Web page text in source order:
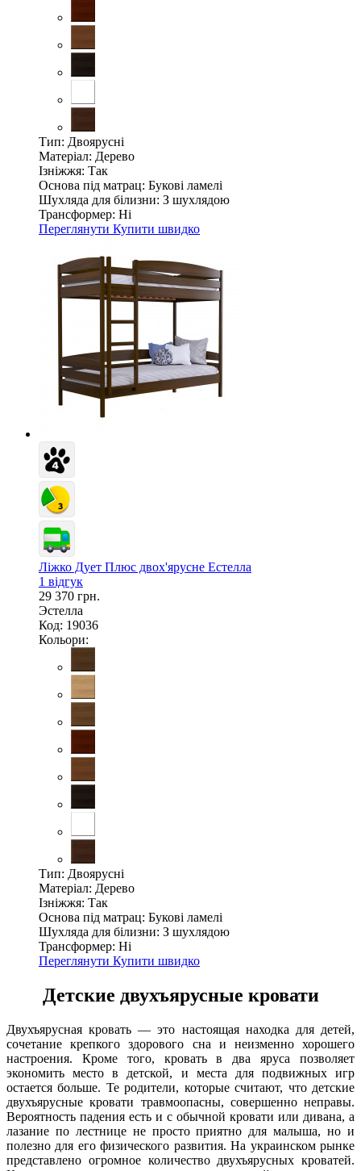
Тип: Двоярусні
Матеріал: Дерево
Ізніжжя: Так
Основа під матрац: Букові ламелі
Шухляда для білизни: З шухлядою
Трансформер: Ні
Переглянути Купити швидко
Ліжко Дует Плюс двох'ярусне Естелла
1 відгук
29 370 грн.
Эстелла
Код: 19036
Кольори:
Тип: Двоярусні
Матеріал: Дерево
Ізніжжя: Так
Основа під матрац: Букові ламелі
Шухляда для білизни: З шухлядою
Трансформер: Ні
Переглянути Купити швидко
Детские двухъярусные кровати
Двухъярусная кровать — это настоящая находка для детей,
сочетание крепкого здорового сна и неизменно хорошего
настроения. Кроме того, кровать в два яруса позволяет
экономить место в детской, и места для подвижных игр
остается больше. Те родители, которые считают, что детские
двухъярусные кровати травмоопасны, совершенно неправы.
Вероятность падения есть и с обычной кровати или дивана, а
лазание по лестнице не просто приятно для малыша, но и
полезно для его физического развития. На украинском рынке
представлено огромное количество двухъярусных кроватей.